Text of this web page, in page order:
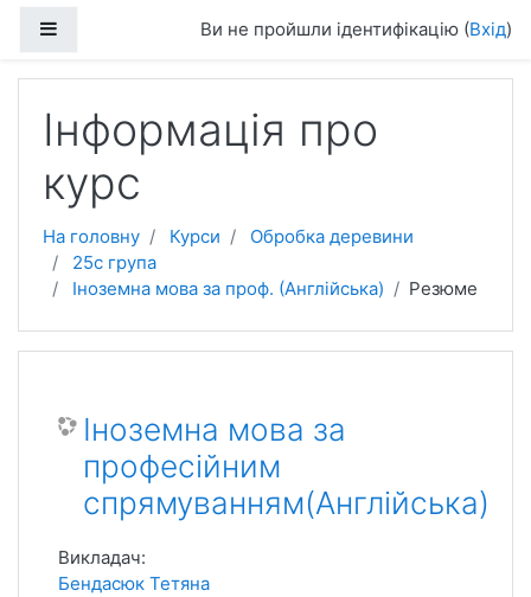
Ви не пройшли ідентифікацію (Вхід)
Інформація про
курс
На головну Курси
Обробка деревини
25с група
Іноземна мова за проф. (Англійська)
Резюме
Іноземна мова за
професійним
спрямуванням(Англійська)
Викладач:
Бендасюк Тетяна